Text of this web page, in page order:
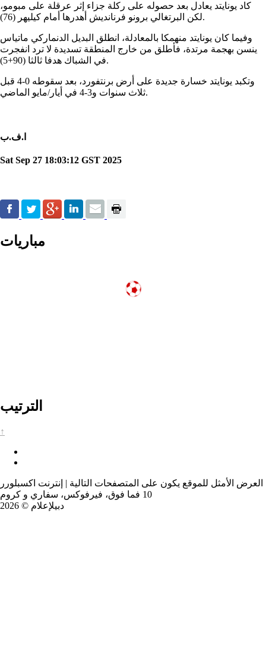
كاد يونايتد يعادل بعد حصوله على ركلة جزاء إثر عرقلة على مبومو،
لكن البرتغالي برونو فرنانديش أهدرها أمام كيليهر (76).
وفيما كان يونايتد منهمكا بالمعادلة، انطلق البديل الدنماركي ماتياس
ينسن بهجمة مرتدة، فأطلق من خارج المنطقة تسديدة لا ترد انفجرت
في الشباك هدفا ثالثا (90+5).
وتكبد يونايتد خسارة جديدة على أرض برنتفورد، بعد سقوطه 0-4 قبل
ثلاث سنوات و3-4 في أيار/مايو الماضي.
ا.ف.ب
Sat Sep 27 18:03:12 GST 2025
مباريات
الترتيب
↑
العرض الأمثل للموقع يكون على المتصفحات التالية | إنترنت اكسبلورر
10 فما فوق، فيرفوكس، سفاري و كروم
دبيلإعلام © 2026